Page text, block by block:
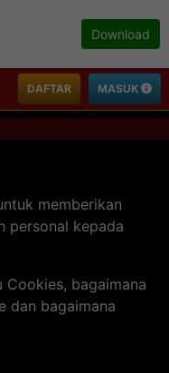
Download
DAFTAR MASUK
memberikan
personal kepada
Cookies, bagaimana
dan bagaimana